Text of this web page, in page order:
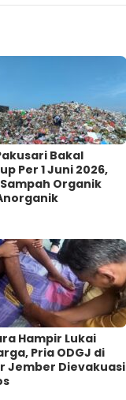
Bakal
Per 1 Juni 2026,
Organik
Hampir Lukai
Pria ODGJ di
Jember Dievakuasi